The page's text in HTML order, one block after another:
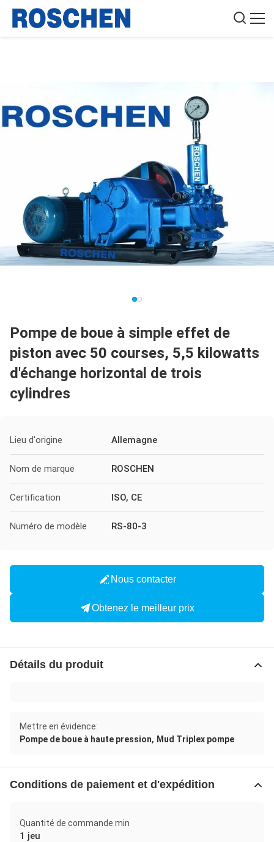
Pompe de boue à simple effet de
piston avec 50 courses, 5,5 kilowatts
d'échange horizontal de trois
cylindres
Lieu d'origine Allemagne
Nom de marque ROSCHEN
Certification ISO, CE
Numéro de modèle RS-80-3
Nous contacter
Obtenez le meilleur prix
Détails du produit
Mettre en évidence:
Pompe de boue à haute pression, Mud Triplex pompe
Conditions de paiement et d'expédition
Quantité de commande min
1 jeu